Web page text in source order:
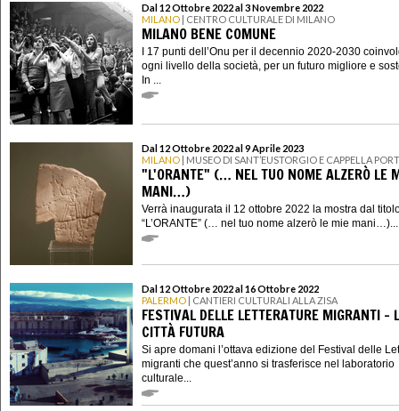
Dal 12 Ottobre 2022 al 3 Novembre 2022
MILANO | CENTRO CULTURALE DI MILANO
MILANO BENE COMUNE
I 17 punti dell’Onu per il decennio 2020-2030
ogni livello della società, per un futuro migliore e
In ...
Dal 12 Ottobre 2022 al 9 Aprile 2023
MILANO | MUSEO DI SANT’EUSTORGIO E CAPPELLA
"L'ORANTE" (… NEL TUO NOME ALZERÒ LE
MANI…)
Verrà inaugurata il 12 ottobre 2022 la mostra dal
“L’ORANTE” (… nel tuo nome alzerò le mie mani…)...
Dal 12 Ottobre 2022 al 16 Ottobre 2022
PALERMO | CANTIERI CULTURALI ALLA ZISA
FESTIVAL DELLE LETTERATURE MIGRANTI -
CITTÀ FUTURA
Si apre domani l’ottava edizione del Festival delle
migranti che quest’anno si trasferisce nel laboratorio
culturale...